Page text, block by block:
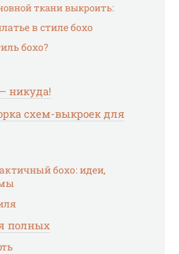
ткани выкроить:
в стиле бохо
бохо?
никуда!
схем-выкроек для
бохо: идеи,
полных